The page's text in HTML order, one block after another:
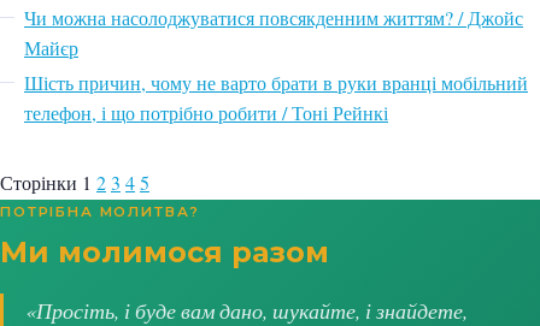
Чи можна насолоджуватися повсякденним життям? / Джойс
Майєр
Шість причин, чому не варто брати в руки вранці мобільний
телефон, і що потрібно робити / Тоні Рейнкі
Сторінки 1 23 45
ПОТРІБНА МОЛИТВА?
Ми молимося разом
«Просіть, і буде вам дано, шукайте, і знайдете,